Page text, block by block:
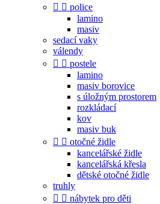
  police
lamino
masiv
sedací vaky
válendy
  postele
lamino
masiv borovice
s úložným prostorem
rozkládací
kov
masiv buk
  otočné židle
kancelářské židle
kancelářská křesla
dětské otočné židle
truhly
  nábytek pro děti